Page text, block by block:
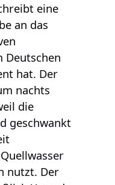
eine
an das
Deutschen
hat. Der
nachts
die
geschwankt
nutzt. Der